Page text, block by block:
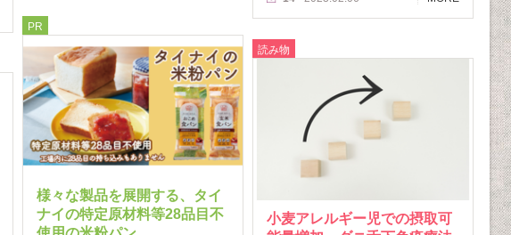
PR
様々な製品を展開する、タイ
ナイの特定原材料等28品目不
読み物
小麦アレルギー児での摂取可